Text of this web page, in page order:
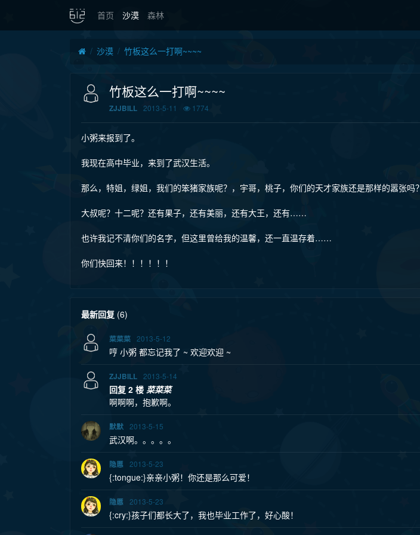
首页 沙漠 森林
沙漠 竹板这么一打啊~~~~
竹板这么一打啊~~~~
ZJJBILL 2013-5-11 1774
小粥来报到了。
我现在高中毕业，来到了武汉生活。
那么，特姐，绿姐，我们的笨猪家族呢？，宇哥，桃子，你们的天才家族还是那样的嚣张吗？
大叔呢？十二呢？还有果子，还有美丽，还有大王，还有……
也许我记不清你们的名字，但这里曾给我的温馨，还一直温存着……
你们快回来！！！！！！
最新回复(6)
菜菜菜 2013-5-12
哼 小粥 都忘记我了 ~ 欢迎欢迎 ~
ZJJBILL 2013-5-14
回复 2 楼菜菜菜
啊啊啊，抱歉啊。
默默 2013-5-15
武汉啊。。。。。
隐慝 2013-5-23
{:tongue:}亲亲小粥！你还是那么可爱！
隐慝 2013-5-23
{:cry:}孩子们都长大了，我也毕业工作了，好心酸！